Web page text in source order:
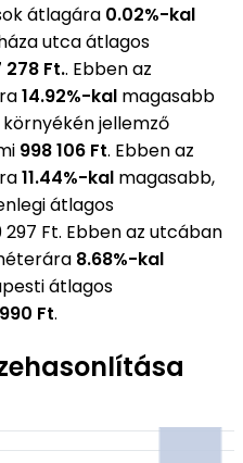
átlagára 0.02%-kal
utca átlagos
278 Ft.. Ebben az
14.92%-kal magasabb
jellemző
998 106 Ft. Ebben az
11.44%-kal magasabb,
átlagos
Ft. Ebben az utcában
8.68%-kal
átlagos
Ft.